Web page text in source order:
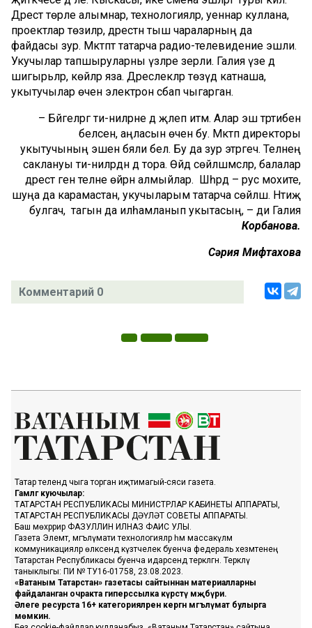
Дәрестә төрле алымнар, технологияләр, уеннар куллана,
проектлар төзиләр, дәрестән тыш чараларның да
файдасы зур. Мәктәптә татарча радио-телевидение эшли.
Укучылар тапшыруларны үзләре әзерли. Галия үзе дә
шигырьләр, көйләр яза. Дәреслекләр төзүдә катнаша,
укытучылар өчен электрон әсбап чыгарган.
– Бәйгеләргә әти-әниләрне дә җәлеп итәм. Алар эш тәртибен
белсен, аңласын өчен бу. Мәктәп директоры
укытучының эшен бәяли белә. Бу да зур этәргеч. Телнең
саклануы әти-әниләрдән дә тора. Өйдә сөйләшмәсәләр, балалар
дәрестә генә телне өйрәнә алмыйлар. Шәһәрдә – рус мохите,
шуңа да карамастан, укучыларым татарча сөйләшә. Нәтиҗә
булгач, тагын да илһамланып укытасың, – ди Галия
Корбанова.
Сәрия Мифтахова
Комментарий 0
Татар телендә чыга торган иҗтимагый-сәяси газета.
Гамәлгә куючылар:
ТАТАРСТАН РЕСПУБЛИКАСЫ МИНИСТРЛАР КАБИНЕТЫ АППАРАТЫ,
ТАТАРСТАН РЕСПУБЛИКАСЫ ДӘҮЛӘТ СОВЕТЫ АППАРАТЫ.
Баш мөхәррир ФАЗУЛЛИН ИЛНАЗ ФАИС УЛЫ.
Газета Элемтә, мәгълүмати технологияләр һәм массакүләм
коммуникацияләр өлкәсендә күзәтчелек буенча федераль хезмәтенең
Татарстан Республикасы буенча идарәсендә теркәлгән. Теркәлү
таныклыгы: ПИ № ТУ16-01758, 23.08.2023.
«Ватаным Татарстан» газетасы сайтыннан материалларны
файдаланган очракта гиперссылка күрсәтү мәҗбүри.
Әлеге ресурста 16+ категорияләренә кергән мәгълүмат булырга
мөмкин.